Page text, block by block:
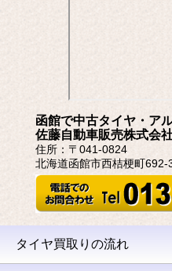
函館で中古タイヤ・ア
佐藤自動車販売株式会
住所：〒041-0824
北海道函館市西桔梗町692-
タイヤ買取りの流れ